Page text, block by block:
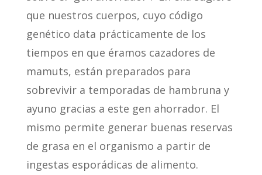
que nuestros cuerpos, cuyo código
genético data prácticamente de los
tiempos en que éramos cazadores de
mamuts, están preparados para
sobrevivir a temporadas de hambruna y
ayuno gracias a este gen ahorrador. El
mismo permite generar buenas reservas
de grasa en el organismo a partir de
ingestas esporádicas de alimento.